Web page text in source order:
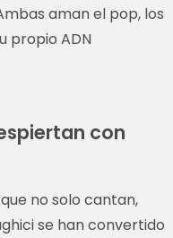
aman el pop, los
propio ADN
con
no solo cantan,
se han convertido